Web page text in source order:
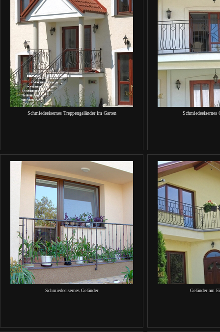
Schmiedeeisernes Treppengeländer im Garten
Schmiedeeisernes Geländer Geländer am